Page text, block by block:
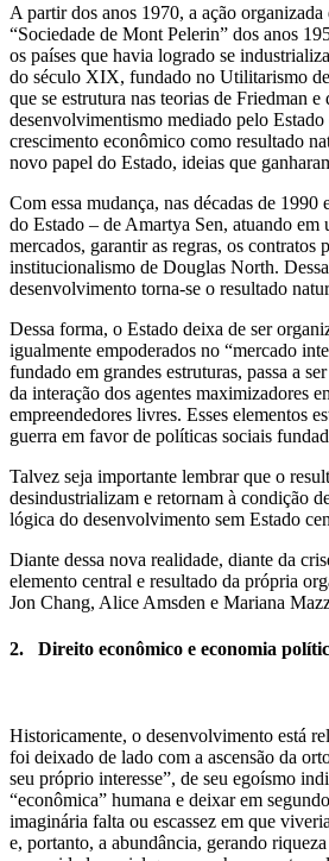
A partir dos anos 1970, a ação
“Sociedade de Mont Pelerin” dos anos
os países que havia logrado se
do século XIX, fundado no Utilitarismo
que se estrutura nas teorias de Friedman
desenvolvimentismo mediado pelo
crescimento econômico como resultado
novo papel do Estado, ideias que
Com essa mudança, nas décadas de
do Estado – de Amartya Sen, atuando
mercados, garantir as regras, os
institucionalismo de Douglas North.
desenvolvimento torna-se o resultado
Dessa forma, o Estado deixa de ser
igualmente empoderados no “mercado
fundado em grandes estruturas, passa a
da interação dos agentes maximizadores
empreendedores livres. Esses elementos
guerra em favor de políticas sociais
Talvez seja importante lembrar que o
desindustrializam e retornam à condição
lógica do desenvolvimento sem Estado
Diante dessa nova realidade, diante da
elemento central e resultado da própria
Jon Chang, Alice Amsden e Mariana
2. Direito econômico e economia
Historicamente, o desenvolvimento está
foi deixado de lado com a ascensão da
seu próprio interesse”, de seu egoísmo
“econômica” humana e deixar em
imaginária falta ou escassez em que
e, portanto, a abundância, gerando